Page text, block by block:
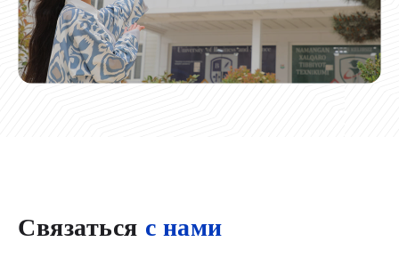
Связаться с нами